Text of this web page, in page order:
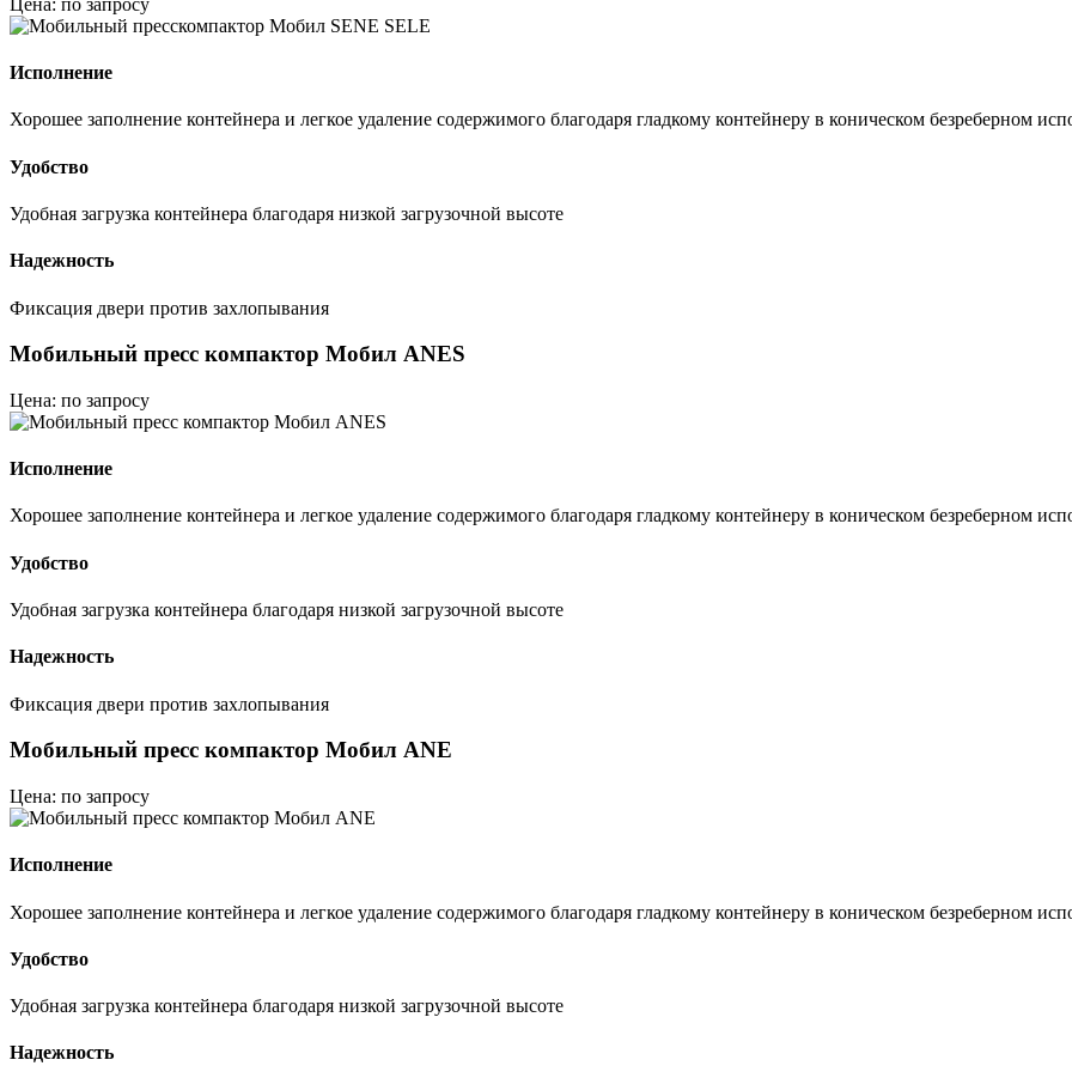
Цена: по запросу
Исполнение
Хорошее заполнение контейнера и легкое удаление содержимого благодаря гладкому контейнеру в коническом безреберном
Удобство
Удобная загрузка контейнера благодаря низкой загрузочной высоте
Надежность
Фиксация двери против захлопывания
Мобильный пресс компактор Мобил ANES
Цена: по запросу
Исполнение
Хорошее заполнение контейнера и легкое удаление содержимого благодаря гладкому контейнеру в коническом безреберном
Удобство
Удобная загрузка контейнера благодаря низкой загрузочной высоте
Надежность
Фиксация двери против захлопывания
Мобильный пресс компактор Мобил ANE
Цена: по запросу
Исполнение
Хорошее заполнение контейнера и легкое удаление содержимого благодаря гладкому контейнеру в коническом безреберном
Удобство
Удобная загрузка контейнера благодаря низкой загрузочной высоте
Надежность